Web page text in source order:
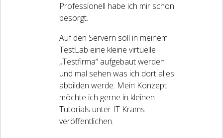
Professionell habe ich mir schon
besorgt.
Auf den Servern soll in meinem
TestLab eine kleine virtuelle
„Testfirma“ aufgebaut werden
und mal sehen was ich dort alles
abbilden werde. Mein Konzept
möchte ich gerne in kleinen
Tutorials unter IT Krams
veröffentlichen.